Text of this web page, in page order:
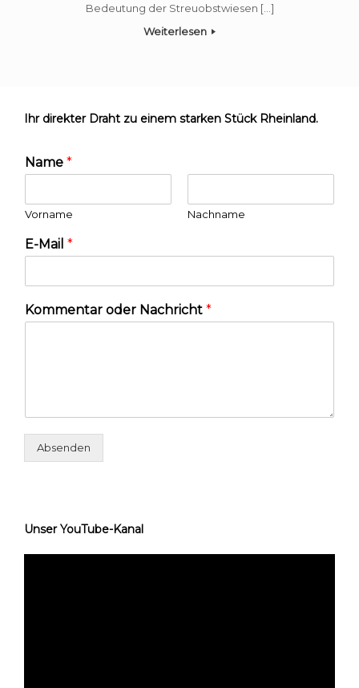
Bedeutung der Streuobstwiesen […]
Weiterlesen
Ihr direkter Draht zu einem starken Stück Rheinland.
Name *
Vorname Nachname
E-Mail *
Kommentar oder Nachricht *
Absenden
Unser YouTube-Kanal